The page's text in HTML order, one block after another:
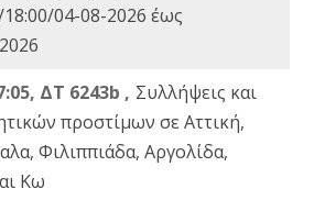
04-08-2026 έως
ΔΤ 6243b , Συλλήψεις και
προστίμων σε Αττική,
Φιλιππιάδα, Αργολίδα,
Κω